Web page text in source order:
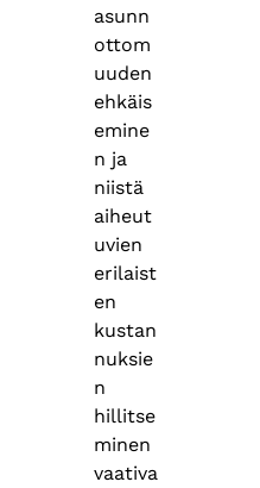
asunn
ottom
uuden
ehkäis
emine
n ja
niistä
aiheut
uvien
erilaist
en
kustan
nuksie
n
hillitse
minen
vaativa